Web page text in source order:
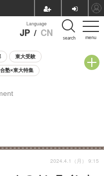
menu
Language
JP / CN search
東大受験
塾×東大特集
相談会
2024.4.1（月） 9:15